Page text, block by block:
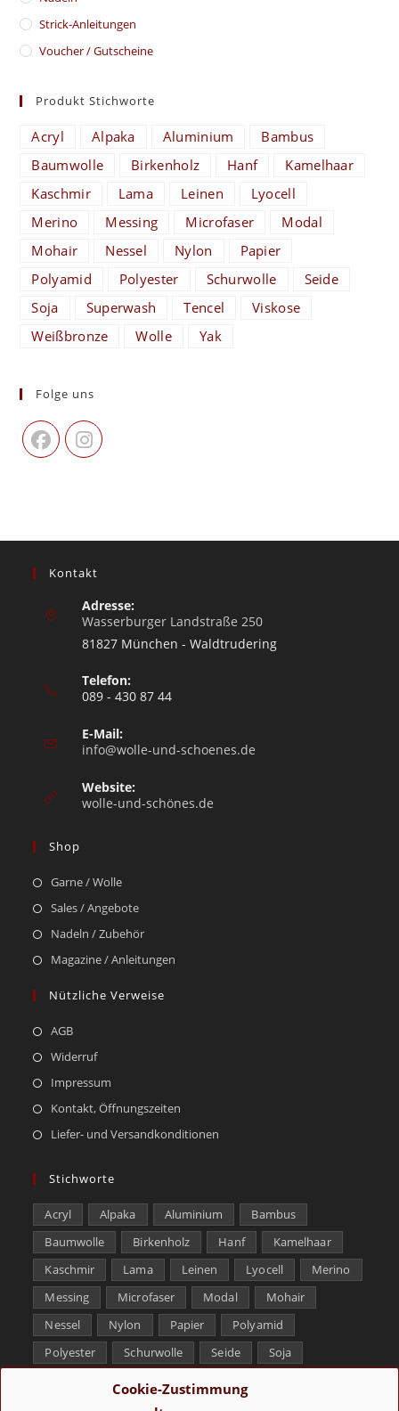
Cookie-Zustimmung
Strick-Anleitungen
Voucher / Gutscheine
Produkt Stichworte
Acryl Alpaka Aluminium
Bambus
Baumwolle
Birkenholz Hanf
Kamelhaar
Kaschmir
Lama Leinen
Lyocell
Merino
Messing Microfaser
Modal
Mohair
Nessel Nylon
Papier
Polyamid
Polyester Schurwolle
Seide
Soja
Superwash Tencel
Viskose
Weißbronze
Wolle Yak
Folge uns
Kontakt
Adresse:
Wasserburger Landstraße 250
81827 München - Waldtrudering
Telefon:
089 - 430 87 44
E-Mail:
info@wolle-und-schoenes.de
Website:
wolle-und-schönes.de
Shop
Garne / Wolle
Sales / Angebote
Nadeln / Zubehör
Magazine / Anleitungen
Nützliche Verweise
AGB
Widerruf
Impressum
Kontakt, Öffnungszeiten
Liefer- und Versandkonditionen
Stichworte
Acryl Alpaka Aluminium
Bambus
Baumwolle
Birkenholz Hanf
Kamelhaar
Kaschmir
Lama Leinen Lyocell
Merino
Messing
Microfaser Modal
Mohair
Nessel
Nylon Papier
Polyamid
Polyester
Schurwolle Seide
Soja
Tencel